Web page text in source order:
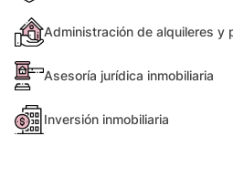
Administración de alquileres y
Asesoría jurídica inmobiliaria
Inversión inmobiliaria